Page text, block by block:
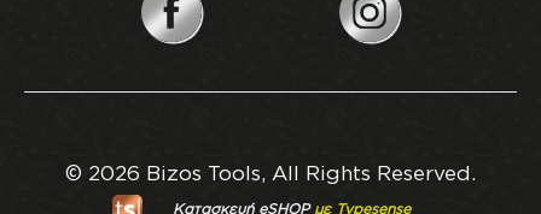
© 2026 Bizos Tools, All Rights Reserved.
Κατασκευή eSHOPμε Typesense